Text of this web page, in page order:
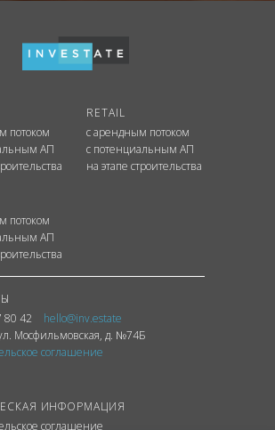
потоком
АП
RETAIL
с арендным потоком
с потенциальным АП
на этапе строительства
потоком
АП
80 42
hello@inv.estate
Мосфильмовская, д. №74Б
соглашение
ИНФОРМАЦИЯ
соглашение